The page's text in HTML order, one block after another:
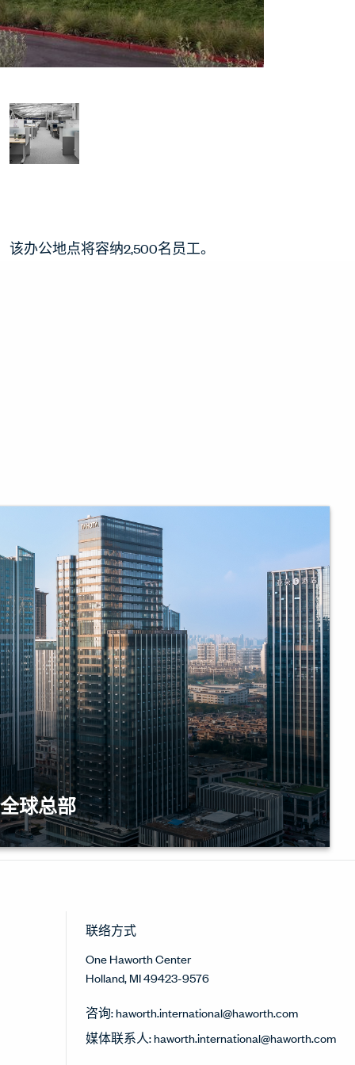
办公地点将容纳2,500名员工。
球总部
专业服务机构提供了标杆性参
空间从“功能场所”向“文化载
联络方式
One Haworth Center
Holland, MI 49423-9576
咨询:haworth.international@haworth.com
媒体联系人:haworth.international@haworth.com